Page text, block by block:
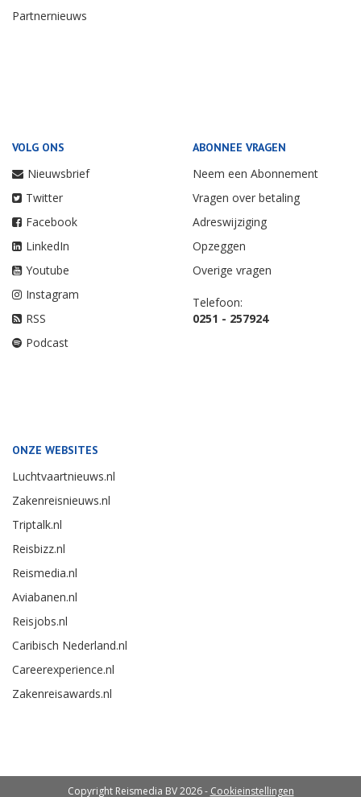
Partnernieuws
VOLG ONS
Nieuwsbrief
Twitter
Facebook
LinkedIn
Youtube
Instagram
RSS
Podcast
ABONNEE VRAGEN
Neem een Abonnement
Vragen over betaling
Adreswijziging
Opzeggen
Overige vragen
Telefoon:
0251 - 257924
ONZE WEBSITES
Luchtvaartnieuws.nl
Zakenreisnieuws.nl
Triptalk.nl
Reisbizz.nl
Reismedia.nl
Aviabanen.nl
Reisjobs.nl
Caribisch Nederland.nl
Careerexperience.nl
Zakenreisawards.nl
Copyright Reismedia BV 2026 - Cookieinstellingen